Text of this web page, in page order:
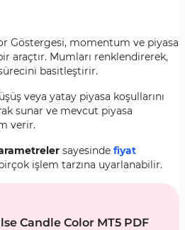
Göstergesi, momentum ve piyasa
araçtır. Mumları renklendirerek,
basitleştirir.
veya yatay piyasa koşullarını
sunar ve mevcut piyasa
verir.
sayesinde fiyat
işlem tarzına uyarlanabilir.
Candle Color MT5 PDF